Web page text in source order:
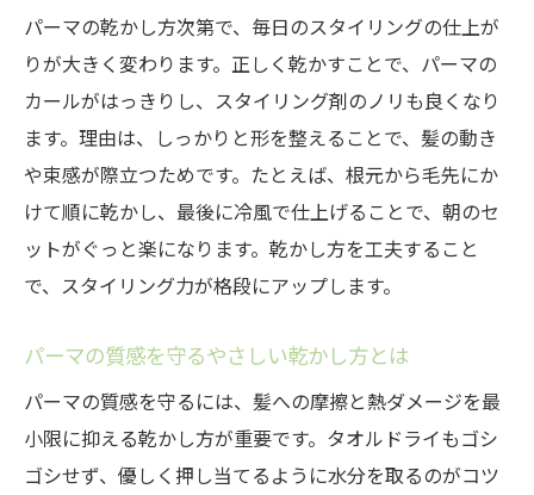
パーマの乾かし方次第で、毎日のスタイリングの仕上が
りが大きく変わります。正しく乾かすことで、パーマの
カールがはっきりし、スタイリング剤のノリも良くなり
ます。理由は、しっかりと形を整えることで、髪の動き
や束感が際立つためです。たとえば、根元から毛先にか
けて順に乾かし、最後に冷風で仕上げることで、朝のセ
ットがぐっと楽になります。乾かし方を工夫すること
で、スタイリング力が格段にアップします。
パーマの質感を守るやさしい乾かし方とは
パーマの質感を守るには、髪への摩擦と熱ダメージを最
小限に抑える乾かし方が重要です。タオルドライもゴシ
ゴシせず、優しく押し当てるように水分を取るのがコツ